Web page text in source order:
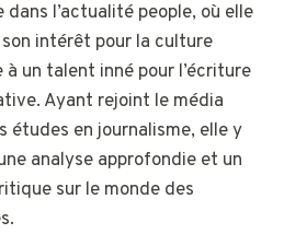
dans l’actualité people, où elle
intérêt pour la culture
à un talent inné pour l’écriture
Ayant rejoint le média
études en journalisme, elle y
analyse approfondie et un
sur le monde des